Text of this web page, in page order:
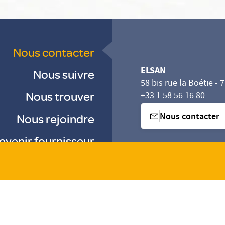
paramètres de confidentialité, en garantissant la
Nous contacter
Nous suivre
Nous trouver
Nous rejoindre
fournisseur
ELSAN
58 bis rue la Boétie -
+33 1 58 56 16 80
Nous contacter